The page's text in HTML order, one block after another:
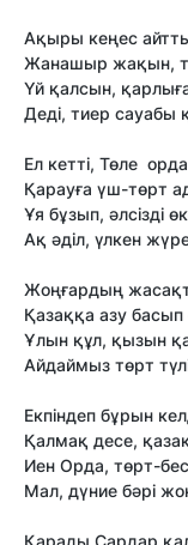
Ақыры кеңес
Жанашыр жақын,
Үй қалсын,
Деді, тиер сауабы
Ел кетті, Төле
Қарауға үш-төрт
Ұя бұзып, әлсізді
Ақ әділ, үлкен
Жоңғардың
Қазаққа азу
Ұлын құл, қызын
Айдаймыз төрт
Екпіндеп бұрын
Қалмақ десе,
Иен Орда, төрт-
Мал, дүние бәрі
Қарады Сардар